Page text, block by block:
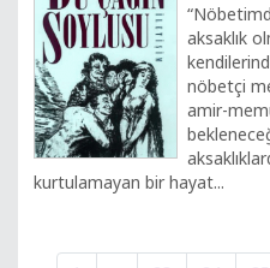
aksaklık
nöbetçi
amir-
kurtulamayan bir hayat...